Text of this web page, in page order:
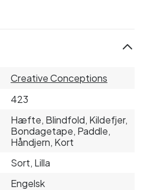
Creative Conceptions
423
Hæfte, Blindfold, Kildefjer,
Bondagetape, Paddle,
Håndjern, Kort
Sort, Lilla
Engelsk